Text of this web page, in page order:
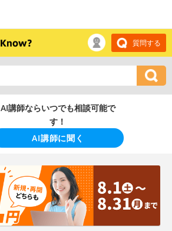
質問する
AI講師ならいつでも相談可能で
す！
AI講師に聞く